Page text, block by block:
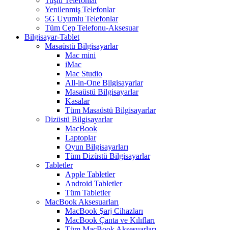
Yenilenmiş Telefonlar
5G Uyumlu Telefonlar
Tüm Cep Telefonu-Aksesuar
Bilgisayar-Tablet
Masaüstü Bilgisayarlar
Mac mini
iMac
Mac Studio
All-in-One Bilgisayarlar
Masaüstü Bilgisayarlar
Kasalar
Tüm Masaüstü Bilgisayarlar
Dizüstü Bilgisayarlar
MacBook
Laptoplar
Oyun Bilgisayarları
Tüm Dizüstü Bilgisayarlar
Tabletler
Apple Tabletler
Android Tabletler
Tüm Tabletler
MacBook Aksesuarları
MacBook Şarj Cihazları
MacBook Çanta ve Kılıfları